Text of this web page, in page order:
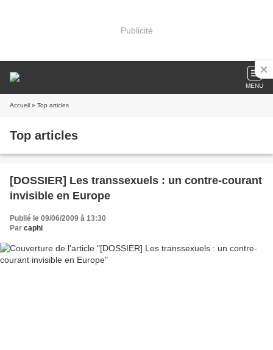
Publicité
MENU
Accueil » Top articles
Top articles
[DOSSIER] Les transsexuels : un contre-courant
invisible en Europe
Publié le 09/06/2009 à 13:30
Par caphi